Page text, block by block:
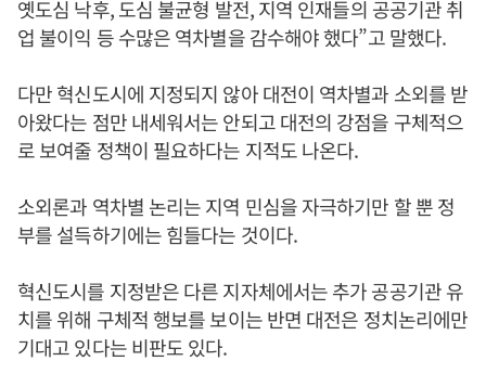
옛도심 낙후, 도심 불균형 발전, 지역 인재들의 공공기관 취
업 불이익 등 수많은 역차별을 감수해야 했다”고 말했다.
다만 혁신도시에 지정되지 않아 대전이 역차별과 소외를 받
아왔다는 점만 내세워서는 안되고 대전의 강점을 구체적으
로 보여줄 정책이 필요하다는 지적도 나온다.
소외론과 역차별 논리는 지역 민심을 자극하기만 할 뿐 정
부를 설득하기에는 힘들다는 것이다.
혁신도시를 지정받은 다른 지자체에서는 추가 공공기관 유
치를 위해 구체적 행보를 보이는 반면 대전은 정치논리에만
기대고 있다는 비판도 있다.